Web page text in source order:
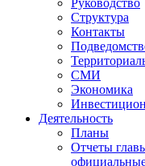
Руководство
Структура
Контакты
СМИ
Экономика
Деятельность
Планы
Отчеты